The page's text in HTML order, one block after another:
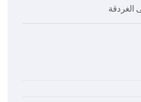
الغردقة